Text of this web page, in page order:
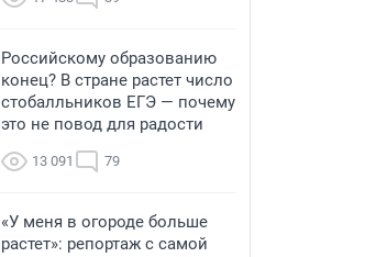
Российскому образованию
конец? В стране растет число
стобалльников ЕГЭ — почему
это не повод для радости
13 091 79
«У меня в огороде больше
растет»: репортаж с самой